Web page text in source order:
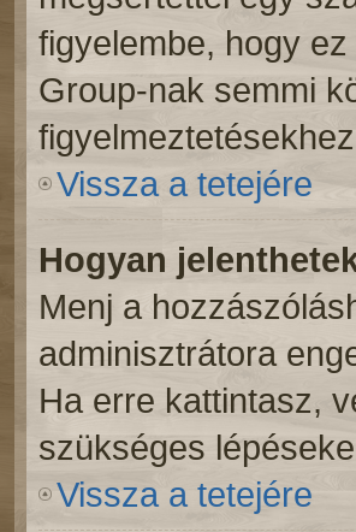
figyelembe, hogy
Group-nak semmi
Vissza a tetejére
Hogyan
Menj a
adminisztrátora
Ha erre kattintasz,
szükséges
Vissza a tetejére